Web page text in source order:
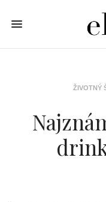
ŽIVOTNÝ